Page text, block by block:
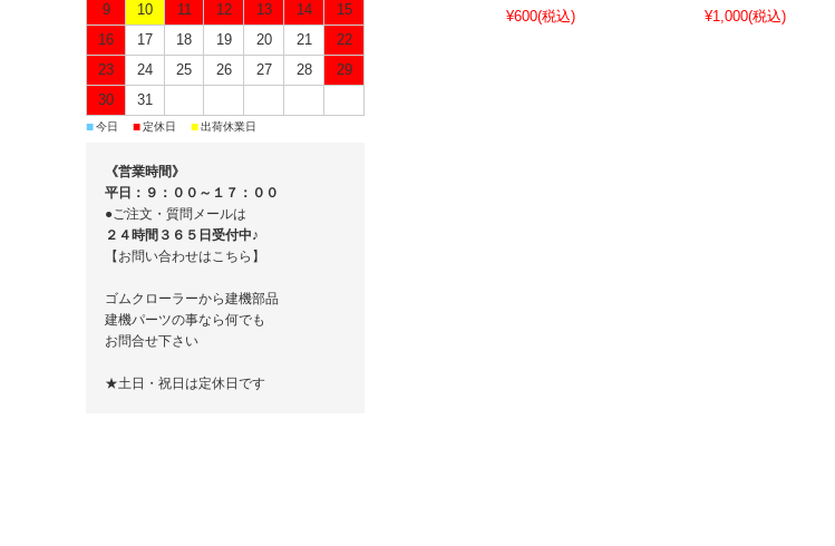
¥600(税込)
¥1,000(税込)
9
10 11 12 13 14
15
16
17 18 19 20 21
22
23
24 25 26 27 28
29
30
31
■今日 ■定休日 ■出荷休業日
《営業時間》
平日：９：００～１７：００
●ご注文・質問メールは
２４時間３６５日受付中♪
【お問い合わせはこちら】
ゴムクローラーから建機部品
建機パーツの事なら何でも
お問合せ下さい
★土日・祝日は定休日です